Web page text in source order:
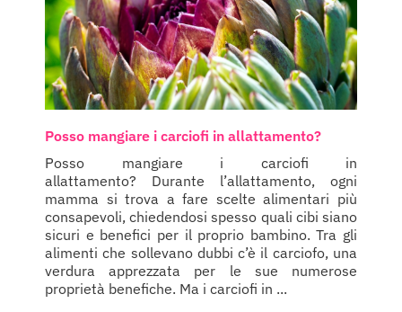
Posso mangiare i carciofi in allattamento?
Posso mangiare i carciofi in
allattamento? Durante l’allattamento, ogni
mamma si trova a fare scelte alimentari più
consapevoli, chiedendosi spesso quali cibi siano
sicuri e benefici per il proprio bambino. Tra gli
alimenti che sollevano dubbi c’è il carciofo, una
verdura apprezzata per le sue numerose
proprietà benefiche. Ma i carciofi in ...